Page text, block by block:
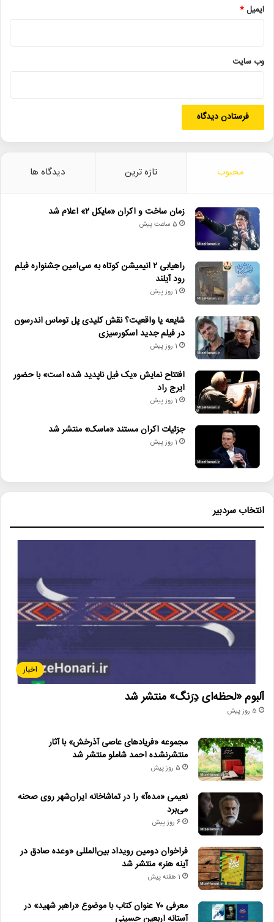
• تالار حافظ میزبان «کافه نادری» می‌شود
انتشارات_شهید_کاظمی
حسن_شفیع_زاده
دفاع_مقدس
کتاب_خاطرات
کتاب_دیده_بان
کتاب_نوجوانان لیلا_بهرامی
ایمیل*
وب‌ سایت
محبوب تازه ترین دیدگاه ها
زمان ساخت و اکران «مایکل ۲» اعلام شد
5 ساعت پیش
راهیابی ۲ انیمیشن کوتاه به سی‌امین جشنواره فیلم
رود آیلند
1 روز پیش
شایعه یا واقعیت؟ نقش کلیدی پل توماس اندرسون
در فیلم جدید اسکورسیزی
1 روز پیش
افتتاح نمایش «یک فیل ناپدید شده است» با حضور
ایرج راد
1 روز پیش
جزئیات اکران مستند «ماسک» منتشر شد
1 روز پیش
انتخاب سردبیر
اخبار
آلبوم «لحظه‌ای دِرَنگ» منتشر شد
5 روز پیش
مجموعه «فریادهای عاصی آذرخش» با آثار
منتشرنشده احمد شاملو منتشر شد
5 روز پیش
نعیمی «مده‌آ» را در تماشاخانه ایران‌شهر روی صحنه
می‌برد
6 روز پیش
فراخوان دومین رویداد بین‌المللی «وعده صادق در
آینه هنر» منتشر شد
1 هفته پیش
معرفی ۷۰ عنوان کتاب با موضوع «راهبر شهید» در
آستانه اربعین حسینی